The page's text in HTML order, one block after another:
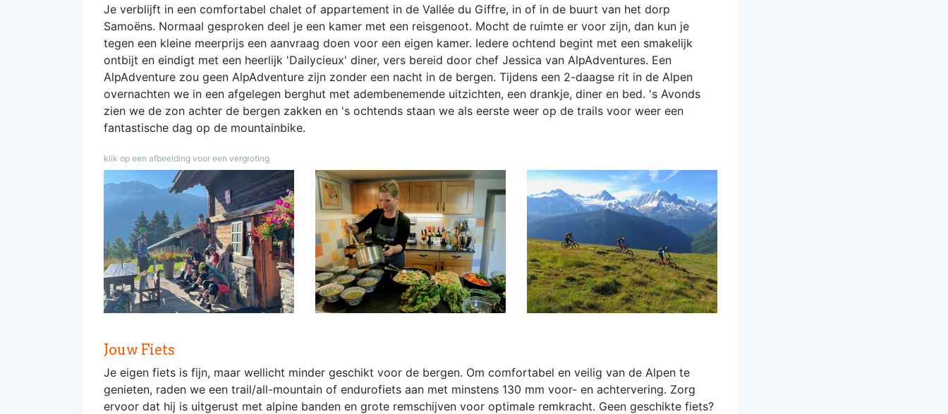
Je verblijft in een comfortabel chalet of appartement in de Vallée du Giffre, in of in de buurt van het dorp
Samoëns. Normaal gesproken deel je een kamer met een reisgenoot. Mocht de ruimte er voor zijn, dan kun je
tegen een kleine meerprijs een aanvraag doen voor een eigen kamer. Iedere ochtend begint met een smakelijk
ontbijt en eindigt met een heerlijk 'Dailycieux' diner, vers bereid door chef Jessica van AlpAdventures. Een
AlpAdventure zou geen AlpAdventure zijn zonder een nacht in de bergen. Tijdens een 2-daagse rit in de Alpen
overnachten we in een afgelegen berghut met adembenemende uitzichten, een drankje, diner en bed. 's Avonds
zien we de zon achter de bergen zakken en 's ochtends staan we als eerste weer op de trails voor weer een
fantastische dag op de mountainbike.
klik op een afbeelding voor een vergroting
Jouw Fiets
Je eigen fiets is fijn, maar wellicht minder geschikt voor de bergen. Om comfortabel en veilig van de Alpen te
genieten, raden we een trail/all-mountain of endurofiets aan met minstens 130 mm voor- en achtervering. Zorg
ervoor dat hij is uitgerust met alpine banden en grote remschijven voor optimale remkracht. Geen geschikte fiets?